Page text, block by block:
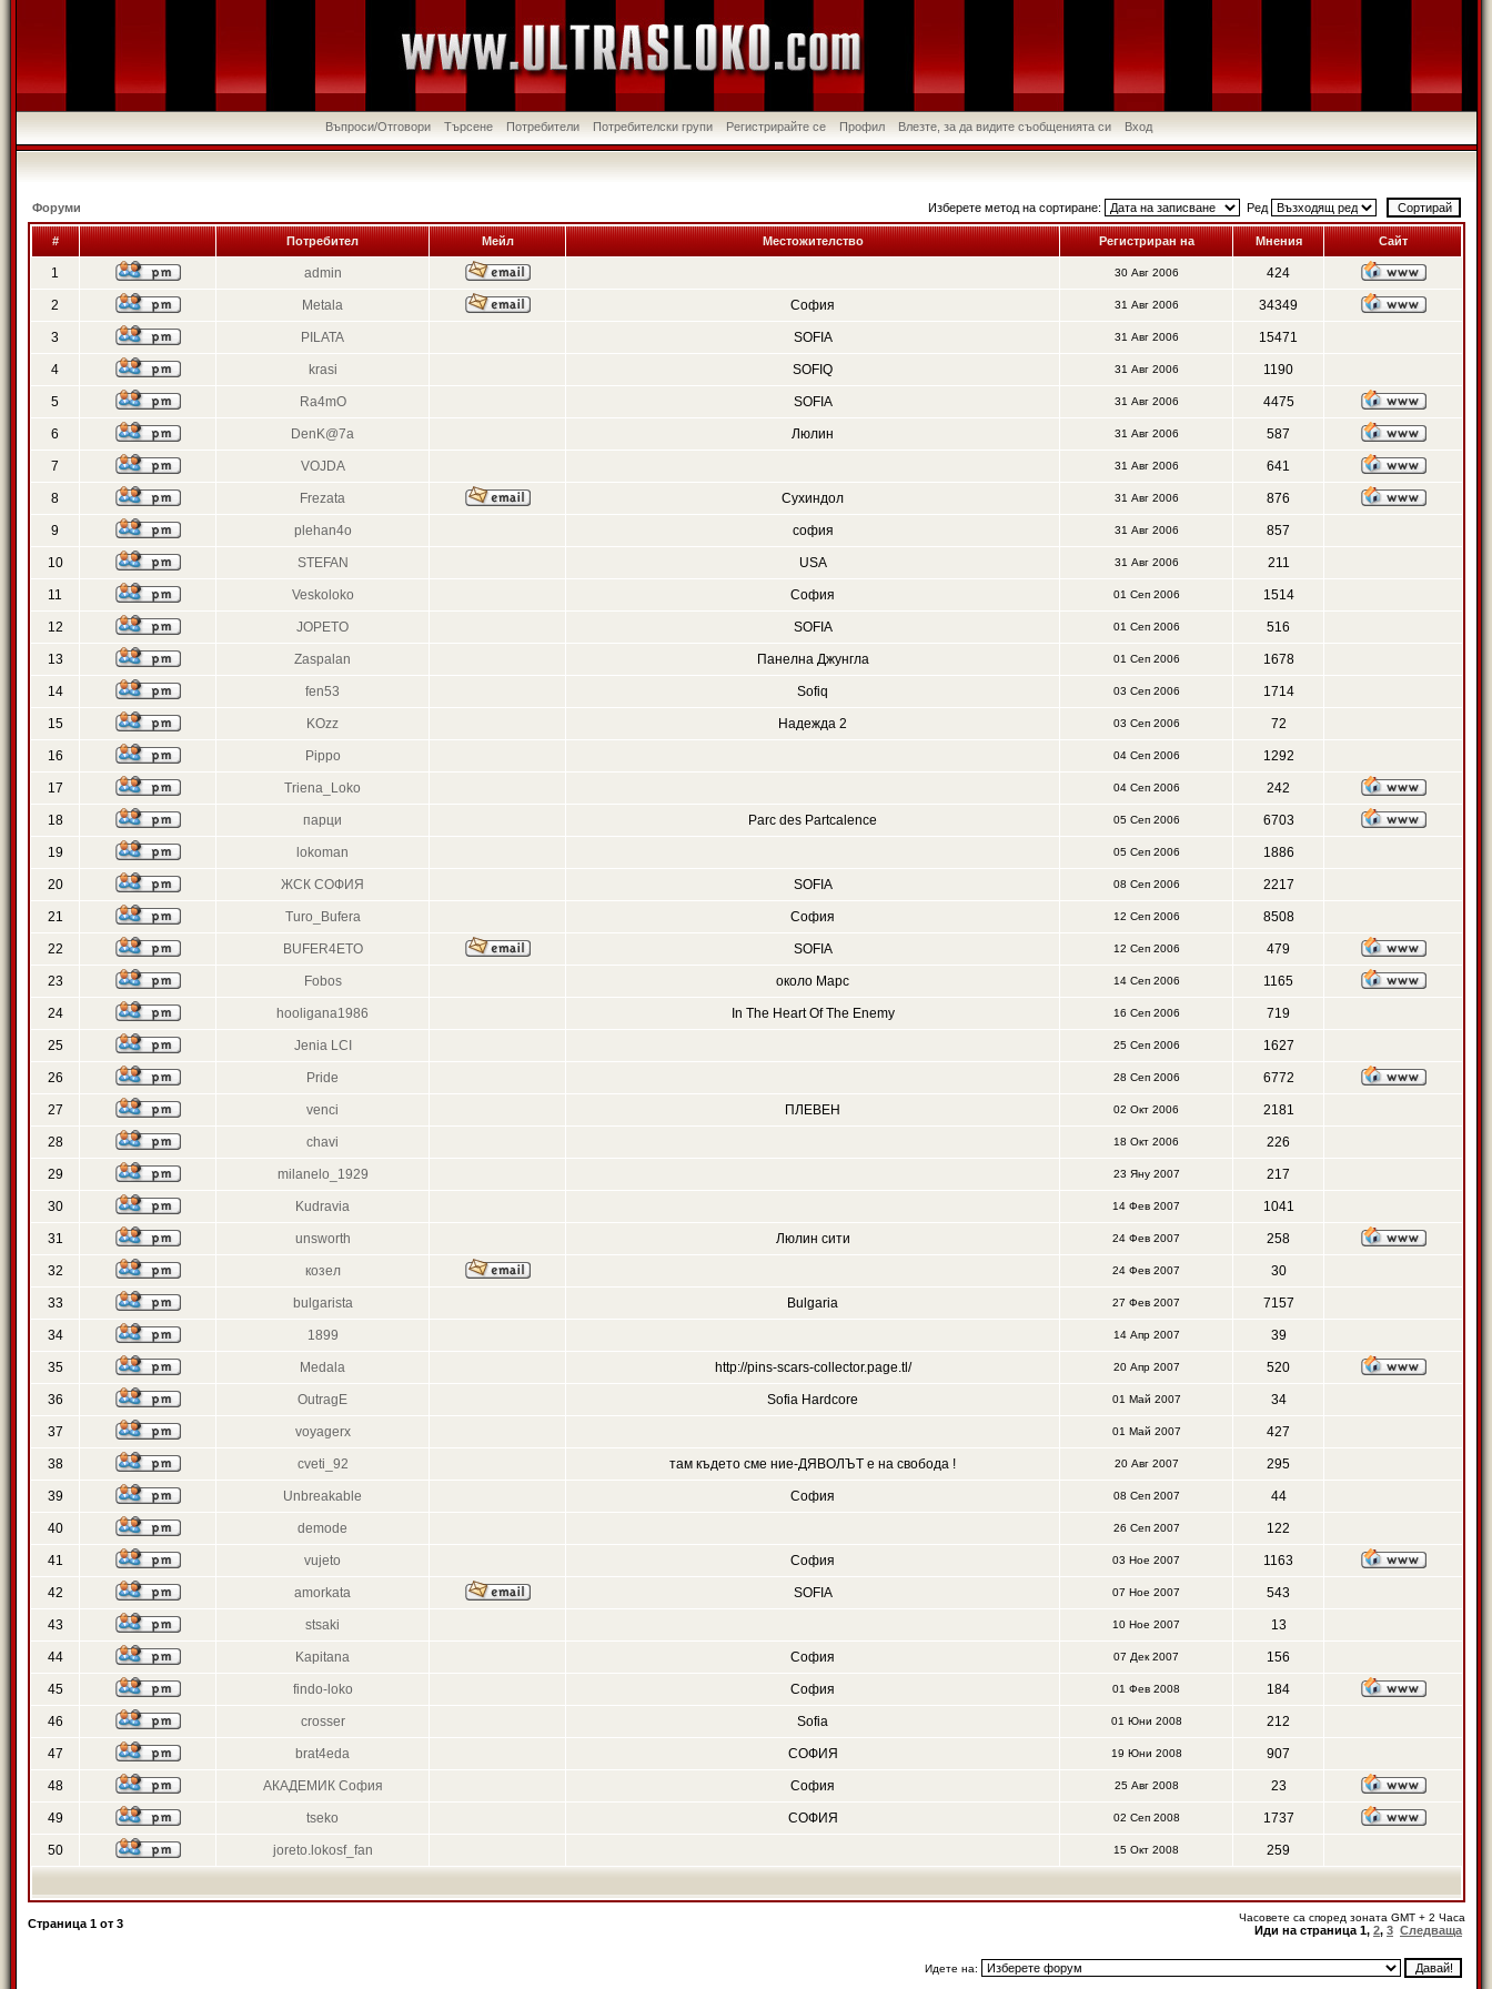
Въпроси/Отговори Търсене Потребители Потребителски групи Регистрирайте се Профил Влезте, за да видите съобщенията си Вход
Форуми Изберете метод на сортиране: Ред
# Потребител Мейл Местожителство Регистриран на Мнения Сайт
1 admin 30 Авг 2006 424
2 Metala София 31 Авг 2006 34349
3 PILATA SOFIA 31 Авг 2006 15471
4 krasi SOFIQ 31 Авг 2006 1190
5 Ra4mO SOFIA 31 Авг 2006 4475
6 DenK@7a Люлин 31 Авг 2006 587
7 VOJDA 31 Авг 2006 641
8 Frezata Сухиндол 31 Авг 2006 876
9 plehan4o софия 31 Авг 2006 857
10 STEFAN USA 31 Авг 2006 211
11 Veskoloko София 01 Сеп 2006 1514
12 JOPETO SOFIA 01 Сеп 2006 516
13 Zaspalan Панелна Джунгла 01 Сеп 2006 1678
14 fen53 Sofiq 03 Сеп 2006 1714
15 KOzz Надежда 2 03 Сеп 2006 72
16 Pippo 04 Сеп 2006 1292
17 Triena_Loko 04 Сеп 2006 242
18 парци Parc des Partcalence 05 Сеп 2006 6703
19 lokoman 05 Сеп 2006 1886
20 ЖСК СОФИЯ SOFIA 08 Сеп 2006 2217
21 Turo_Bufera София 12 Сеп 2006 8508
22 BUFER4ETO SOFIA 12 Сеп 2006 479
23 Fobos около Марс 14 Сеп 2006 1165
24 hooligana1986 In The Heart Of The Enemy 16 Сеп 2006 719
25 Jenia LCI 25 Сеп 2006 1627
26 Pride 28 Сеп 2006 6772
27 venci ПЛЕВЕН 02 Окт 2006 2181
28 chavi 18 Окт 2006 226
29 milanelo_1929 23 Яну 2007 217
30 Kudravia 14 Фев 2007 1041
31 unsworth Люлин сити 24 Фев 2007 258
32 козел 24 Фев 2007 30
33 bulgarista Bulgaria 27 Фев 2007 7157
34 1899 14 Апр 2007 39
35 Medala http://pins-scars-collector.page.tl/ 20 Апр 2007 520
36 OutragE Sofia Hardcore 01 Май 2007 34
37 voyagerx 01 Май 2007 427
38 cveti_92 там където сме ние-ДЯВОЛЪТ е на свобода ! 20 Авг 2007 295
39 Unbreakable София 08 Сеп 2007 44
40 demode 26 Сеп 2007 122
41 vujeto София 03 Ное 2007 1163
42 amorkata SOFIA 07 Ное 2007 543
43 stsaki 10 Ное 2007 13
44 Kapitana София 07 Дек 2007 156
45 findo-loko София 01 Фев 2008 184
46 crosser Sofia 01 Юни 2008 212
47 brat4eda СОФИЯ 19 Юни 2008 907
48 АКАДЕМИК София София 25 Авг 2008 23
49 tseko СОФИЯ 02 Сеп 2008 1737
50 joreto.lokosf_fan 15 Окт 2008 259
Страница 1 от 3 Часовете са според зоната GMT + 2 Часа
Иди на страница 1, 2, 3 Следваща
Идете на: